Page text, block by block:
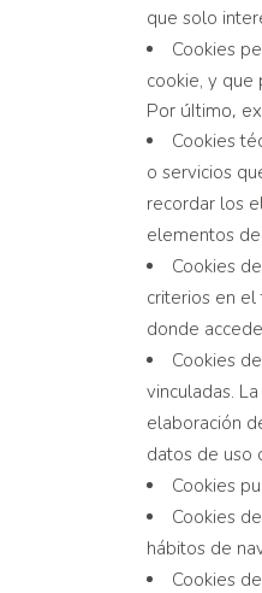
que solo
Cookies
cookie, y que
Por último,
Cookies
o servicios
recordar los
elementos
Cookies
criterios en
donde
Cookies
vinculadas.
elaboración
datos de uso
Cookies
Cookies
hábitos de
Cookies